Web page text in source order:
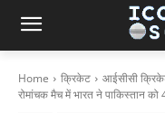
Home क्रिकेट आईसीसी
रोमांचक मैच में भारत ने पाकिस्तान को